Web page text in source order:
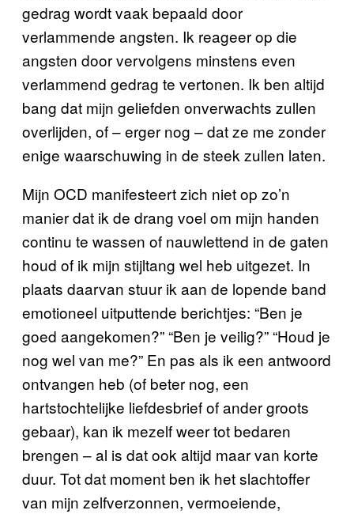
gedrag wordt vaak bepaald door
verlammende angsten. Ik reageer op die
angsten door vervolgens minstens even
verlammend gedrag te vertonen. Ik ben altijd
bang dat mijn geliefden onverwachts zullen
overlijden, of – erger nog – dat ze me zonder
enige waarschuwing in de steek zullen laten.
Mijn OCD manifesteert zich niet op zo’n
manier dat ik de drang voel om mijn handen
continu te wassen of nauwlettend in de gaten
houd of ik mijn stijltang wel heb uitgezet. In
plaats daarvan stuur ik aan de lopende band
emotioneel uitputtende berichtjes: “Ben je
goed aangekomen?” “Ben je veilig?” “Houd je
nog wel van me?” En pas als ik een antwoord
ontvangen heb (of beter nog, een
hartstochtelijke liefdesbrief of ander groots
gebaar), kan ik mezelf weer tot bedaren
brengen – al is dat ook altijd maar van korte
duur. Tot dat moment ben ik het slachtoffer
van mijn zelfverzonnen, vermoeiende,